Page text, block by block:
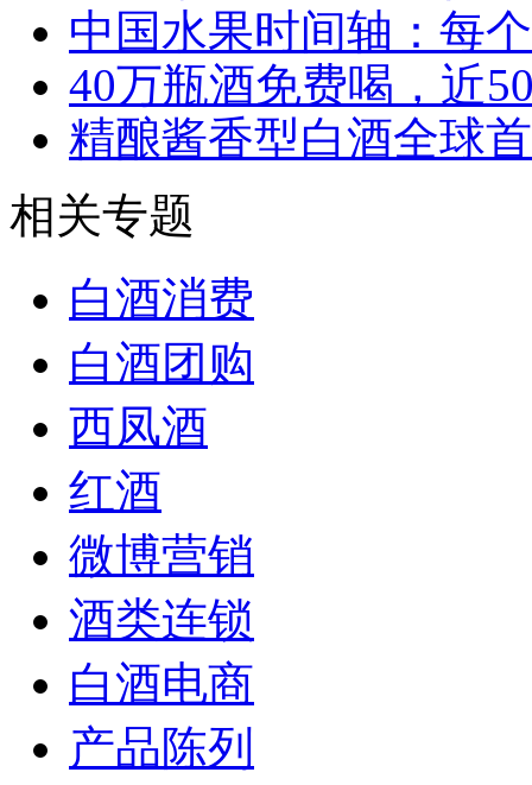
中国水果时间轴：每
40万瓶酒免费喝，近
精酿酱香型白酒全球
相关专题
白酒消费
白酒团购
西凤酒
红酒
微博营销
酒类连锁
白酒电商
产品陈列